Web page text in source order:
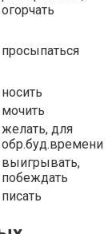
огорчать
просыпаться
носить
мочить
желать, для
обр.буд.времени
выигрывать,
побеждать
писать